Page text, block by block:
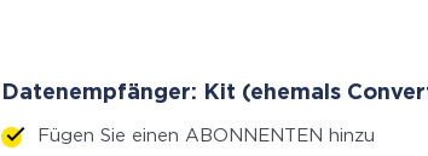
Datenempfänger: Kit (ehemals
Fügen Sie einen ABONNENTEN hinzu